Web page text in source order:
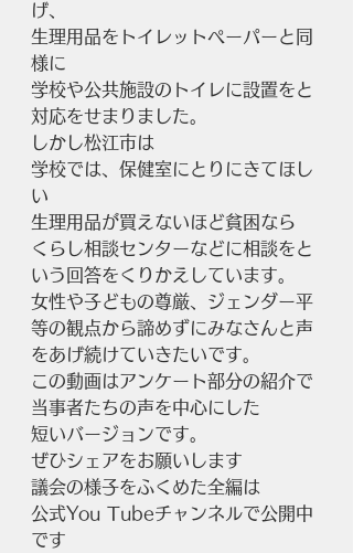
げ、
生理用品をトイレットペーパーと同
様に
学校や公共施設のトイレに設置をと
対応をせまりました。
しかし松江市は
学校では、保健室にとりにきてほし
い
生理用品が買えないほど貧困なら
くらし相談センターなどに相談をと
いう回答をくりかえしています。
女性や子どもの尊厳、ジェンダー平
等の観点から諦めずにみなさんと声
をあげ続けていきたいです。
この動画はアンケート部分の紹介で
当事者たちの声を中心にした
短いバージョンです。
ぜひシェアをお願いします
議会の様子をふくめた全編は
公式You Tubeチャンネルで公開中
です